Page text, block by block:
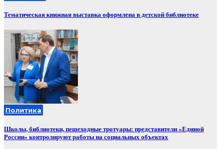
Тематическая книжная выставка оформлена в детской библиотеке
Политика
Школы, библиотеки, пешеходные тротуары: представители «Единой
России» контролируют работы на социальных объектах